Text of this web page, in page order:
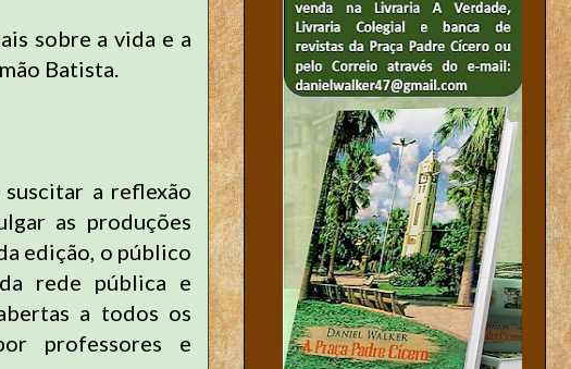
sobre a vida e a
Batista.
a reflexão
as produções
edição, o público
rede pública e
a todos os
professores e